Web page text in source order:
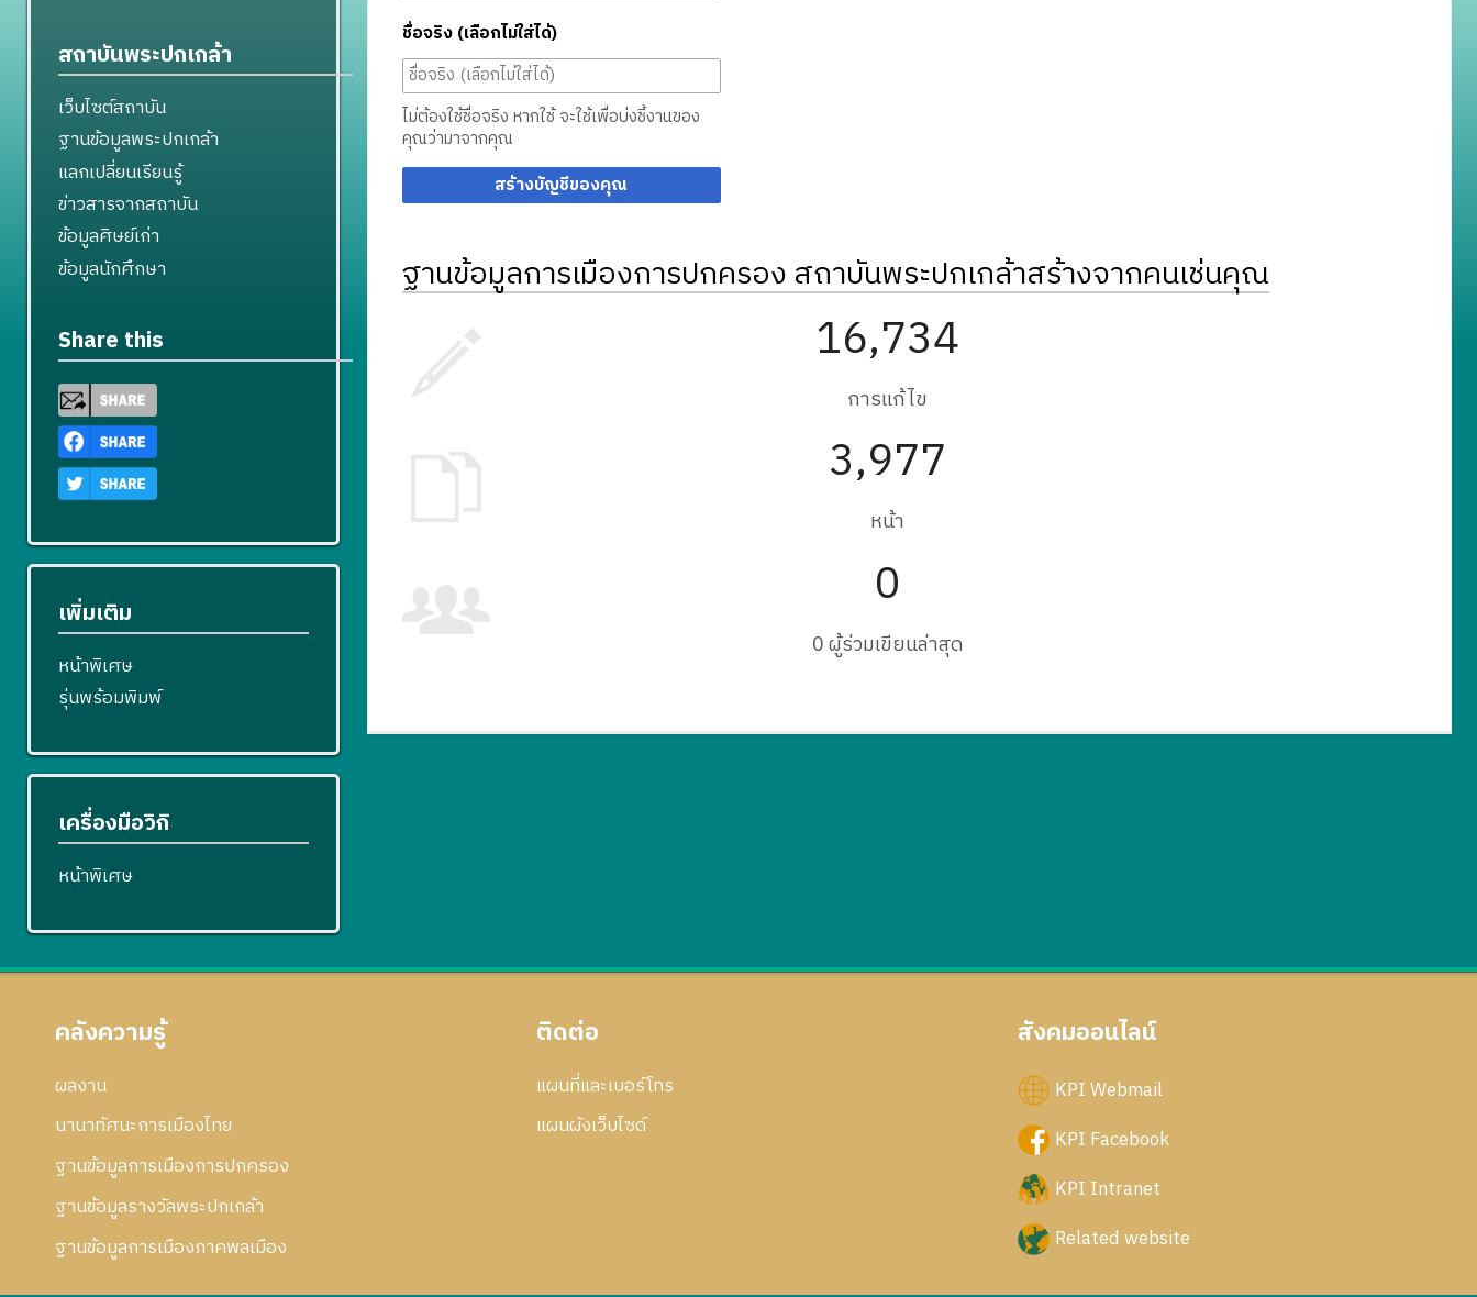
ชื่อจริง (เลือกไม่ใส่ได้)
ไม่ต้องใช้ชื่อจริง หากใช้ จะใช้เพื่อบ่งชี้งานของ
คุณว่ามาจากคุณ
สร้างบัญชีของคุณ
ฐานข้อมูลการเมืองการปกครอง สถาบันพระปกเกล้าสร้างจากคนเช่นคุณ
16,734
การแก้ไข
3,977
หน้า
0
0 ผู้ร่วมเขียนล่าสุด
สถาบันพระปกเกล้า
เว็บไซต์สถาบัน
ฐานข้อมูลพระปกเกล้า
แลกเปลี่ยนเรียนรู้
ข่าวสารจากสถาบัน
ข้อมูลศิษย์เก่า
ข้อมูลนักศึกษา
Share this
เพิ่มเติม
หน้าพิเศษ
รุ่นพร้อมพิมพ์
เครื่องมือวิกิ
หน้าพิเศษ
คลังความรู้
ผลงาน
นานาทัศนะการเมืองไทย
ฐานข้อมูลการเมืองการปกครอง
ฐานข้อมูลรางวัลพระปกเกล้า
ฐานข้อมูลการเมืองภาคพลเมือง
ติดต่อ
แผนที่และเบอร์โทร
แผนผังเว็บไซด์
สังคมออนไลน์
KPI Webmail
KPI Facebook
KPI Intranet
Related website